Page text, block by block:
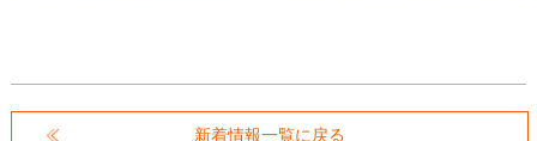
新着情報一覧に戻る